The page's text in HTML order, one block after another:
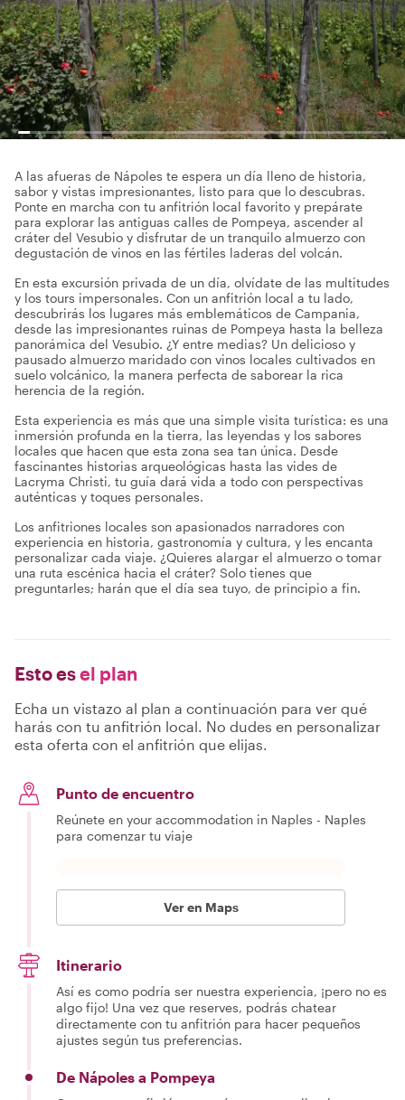
A las afueras de Nápoles te espera un día lleno de historia,
sabor y vistas impresionantes, listo para que lo descubras.
Ponte en marcha con tu anfitrión local favorito y prepárate
para explorar las antiguas calles de Pompeya, ascender al
cráter del Vesubio y disfrutar de un tranquilo almuerzo con
degustación de vinos en las fértiles laderas del volcán.
En esta excursión privada de un día, olvídate de las multitudes
y los tours impersonales. Con un anfitrión local a tu lado,
descubrirás los lugares más emblemáticos de Campania,
desde las impresionantes ruinas de Pompeya hasta la belleza
panorámica del Vesubio. ¿Y entre medias? Un delicioso y
pausado almuerzo maridado con vinos locales cultivados en
suelo volcánico, la manera perfecta de saborear la rica
herencia de la región.
Esta experiencia es más que una simple visita turística: es una
inmersión profunda en la tierra, las leyendas y los sabores
locales que hacen que esta zona sea tan única. Desde
fascinantes historias arqueológicas hasta las vides de
Lacryma Christi, tu guía dará vida a todo con perspectivas
auténticas y toques personales.
Los anfitriones locales son apasionados narradores con
experiencia en historia, gastronomía y cultura, y les encanta
personalizar cada viaje. ¿Quieres alargar el almuerzo o tomar
una ruta escénica hacia el cráter? Solo tienes que
preguntarles; harán que el día sea tuyo, de principio a fin.
Esto esel plan
Echa un vistazo al plan a continuación para ver qué
harás con tu anfitrión local. No dudes en personalizar
esta oferta con el anfitrión que elijas.
Punto de encuentro
Reúnete en your accommodation in Naples - Naples
para comenzar tu viaje
Ver en Maps
Itinerario
Así es como podría ser nuestra experiencia, ¡pero no es
algo fijo! Una vez que reserves, podrás chatear
directamente con tu anfitrión para hacer pequeños
ajustes según tus preferencias.
De Nápoles a Pompeya